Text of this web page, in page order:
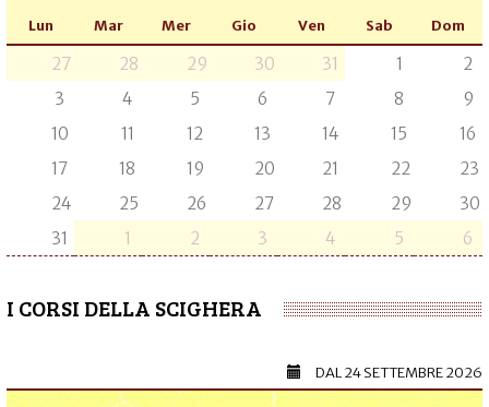
Lun Mar Mer Gio Ven Sab Dom
27 28 29 30 31 1
2
3
4 5 6 7 8
9
10
11 12 13 14 15
16
17
18 19 20 21 22
23
24
25 26 27 28 29
30
31
1 2 3 4 5 6
I CORSI DELLA SCIGHERA
DAL24 SETTEMBRE 2026